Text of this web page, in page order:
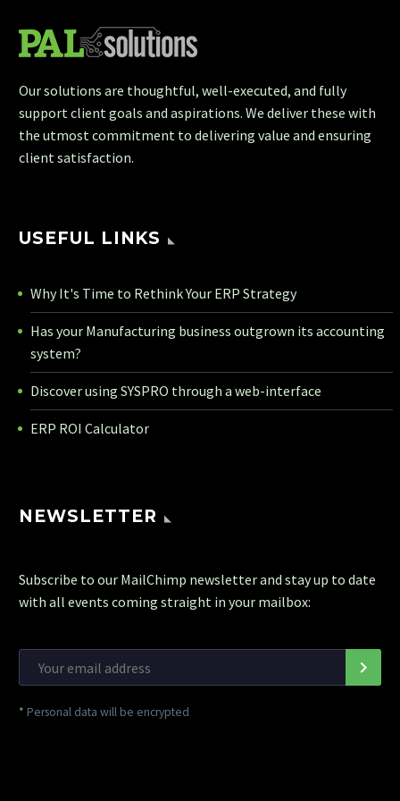
Our solutions are thoughtful, well-executed, and fully
support client goals and aspirations. We deliver these with
the utmost commitment to delivering value and ensuring
client satisfaction.
USEFUL LINKS
Why It's Time to Rethink Your ERP Strategy
Has your Manufacturing business outgrown its accounting
system?
Discover using SYSPRO through a web-interface
ERP ROI Calculator
NEWSLETTER
Subscribe to our MailChimp newsletter and stay up to date
with all events coming straight in your mailbox:
* Personal data will be encrypted